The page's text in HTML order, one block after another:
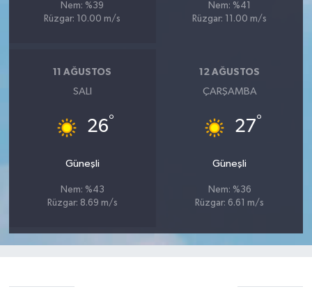
Nem: %39
Rüzgar: 10.00 m/s
Nem: %41
Rüzgar: 11.00 m/s
11 AĞUSTOS
SALI
26°
Güneşli
Nem: %43
Rüzgar: 8.69 m/s
12 AĞUSTOS
ÇARŞAMBA
27°
Güneşli
Nem: %36
Rüzgar: 6.61 m/s